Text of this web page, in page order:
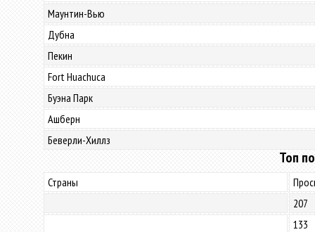
Маунтин-Вью
Дубна
Пекин
Fort Huachuca
Буэна Парк
Ашберн
Беверли-Хиллз
Топ
Страны
207
133